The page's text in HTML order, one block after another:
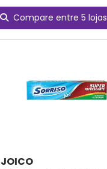
Compare entre 5 lojas
JOICO